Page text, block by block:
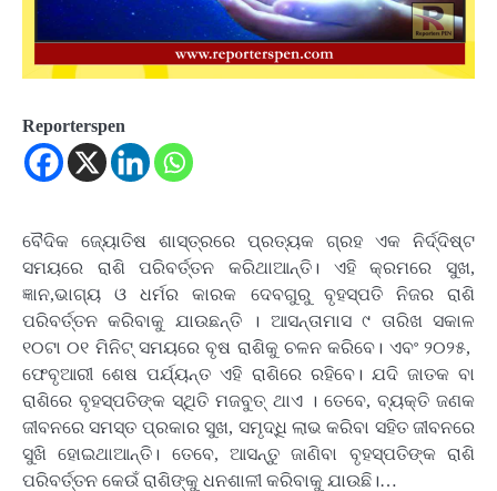
Reporterspen
ବୈଦିକ ଜ୍ୟୋତିଷ ଶାସ୍ତ୍ରରେ ପ୍ରତ୍ୟକ ଗ୍ରହ ଏକ ନିର୍ଦ୍ଦିଷ୍ଟ
ସମୟରେ ରାଶି ପରିବର୍ତ୍ତନ କରିଥାଆନ୍ତି। ଏହି କ୍ରମରେ ସୁଖ,
ଜ୍ଞାନ,ଭାଗ୍ୟ ଓ ଧର୍ମର କାରକ ଦେବଗୁରୁ ବୃହସ୍ପତି ନିଜର ରାଶି
ପରିବର୍ତ୍ତନ କରିବାକୁ ଯାଉଛନ୍ତି । ଆସନ୍ତାମାସ ୯ ତାରିଖ ସକାଳ
୧୦ଟା ୦୧ ମିନିଟ୍ ସମୟରେ ବୃଷ ରାଶିକୁ ଚଳନ କରିବେ। ଏବଂ ୨୦୨୫,
ଫେବୃଆରୀ ଶେଷ ପର୍ଯ୍ୟନ୍ତ ଏହି ରାଶିରେ ରହିବେ। ଯଦି ଜାତକ ବା
ରାଶିରେ ବୃହସ୍ପତିଙ୍କ ସ୍ଥିତି ମଜବୁତ୍ ଥାଏ । ତେବେ, ବ୍ୟକ୍ତି ଜଣକ
ଜୀବନରେ ସମସ୍ତ ପ୍ରକାର ସୁଖ, ସମୃଦ୍ଧି ଲାଭ କରିବା ସହିତ ଜୀବନରେ
ସୁଖି ହୋଇଥାଆନ୍ତି। ତେବେ, ଆସନ୍ତୁ ଜାଣିବା ବୃହସ୍ପତିଙ୍କ ରାଶି
ପରିବର୍ତ୍ତନ କେଉଁ ରାଶିଙ୍କୁ ଧନଶାଳୀ କରିବାକୁ ଯାଉଛି।…